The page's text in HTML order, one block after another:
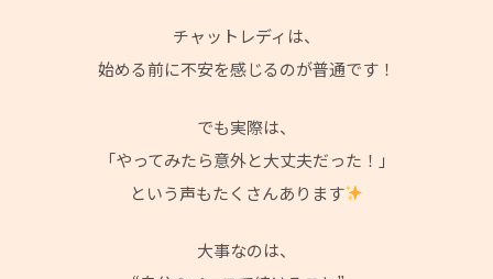
チャットレディは、
始める前に不安を感じるのが普通です！
でも実際は、
「やってみたら意外と大丈夫だった！」
という声もたくさんあります
大事なのは、